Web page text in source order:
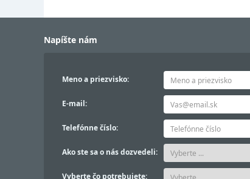
Napíšte nám
Meno a priezvisko:
E-mail:
Telefónne číslo:
Ako ste sa o nás dozvedeli:
Vyberte čo potrebujete: